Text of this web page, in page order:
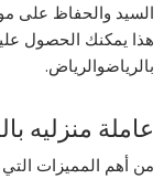
السيد والحفاظ على
هذا يمكنك الحصول
بالرياضوالرياض.
عاملة منزليه
من أهم المميزات